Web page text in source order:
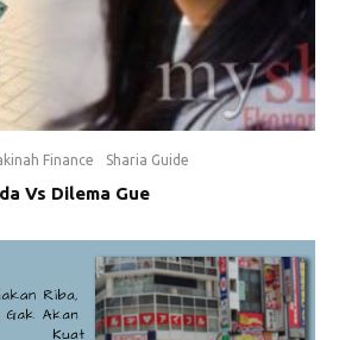
Finance Sharia Guide
Vs Dilema Gue